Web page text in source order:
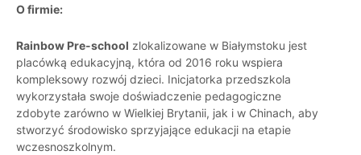
O firmie:
Rainbow Pre-school zlokalizowane w Białymstoku jest
placówką edukacyjną, która od 2016 roku wspiera
kompleksowy rozwój dzieci. Inicjatorka przedszkola
wykorzystała swoje doświadczenie pedagogiczne
zdobyte zarówno w Wielkiej Brytanii, jak i w Chinach, aby
stworzyć środowisko sprzyjające edukacji na etapie
wczesnoszkolnym.